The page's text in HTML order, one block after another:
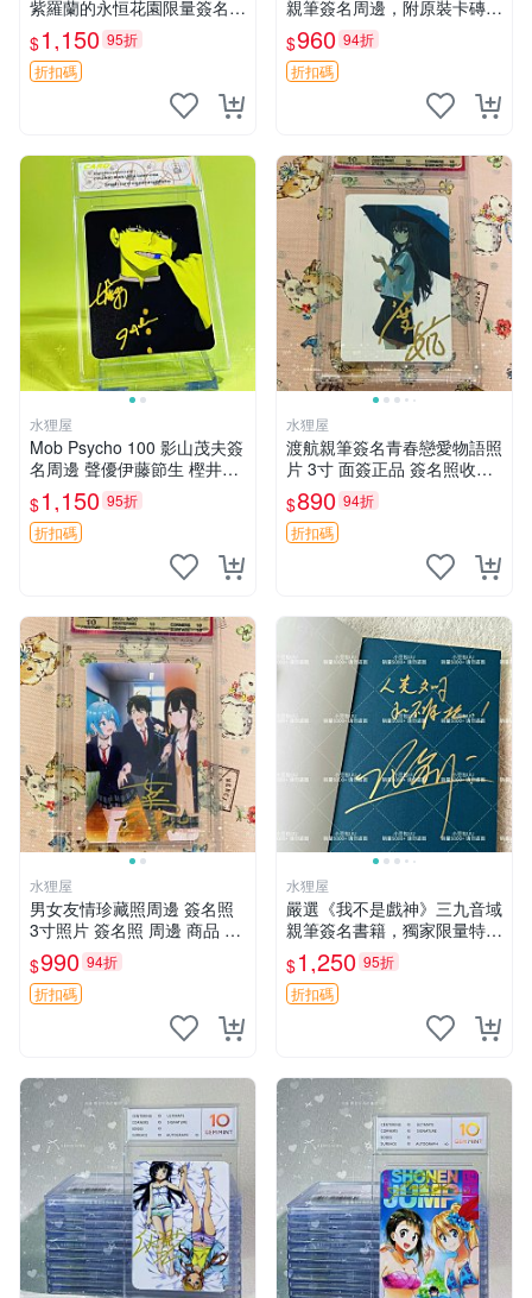
紫羅蘭的永恒花園限量簽名
卡，3寸帶原裝卡磚 日本中古
收藏推薦 薇爾莉特 曜佳奈 筆
記本
$1,150 95折
折扣碼
親筆簽名周邊，附原裝卡磚
亞克力照片 3寸大小 簽名照
收藏級 周邊商品
$960 94折
折扣碼
水狸屋
Mob Psycho 100 影山茂夫簽
名周邊 聲優伊藤節生 樫井孝
宏真跡 馴良新隆親筆簽名照
3寸裝幀原盒 中古珍藏 靈幻
新隆 Mob Psycho
$1,150 95折
折扣碼
水狸屋
渡航親筆簽名青春戀愛物語照
片 3寸 面簽正品 簽名照收藏
推薦 電腦 動畫 原創漫畫
$890 94折
折扣碼
水狸屋
男女友情珍藏照周邊 簽名照
3寸照片 簽名照 周邊 商品 友
情紀念
$990 94折
折扣碼
水狸屋
嚴選《我不是戲神》三九音域
親筆簽名書籍，獨家限量特 S
igned珍藏，玄幻小說必讀收
藏。我不是戲神系列最新力
作，戲中人極光君神道完整典
$1,250 95折
折扣碼